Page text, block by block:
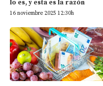
lo es, y esta es la razón
16 noviembre 2025 12:30h